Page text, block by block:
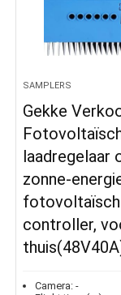
SAMPLERS
Gekke
laadregelaar
zonne-
controller,
Camera: -